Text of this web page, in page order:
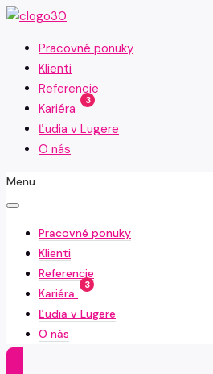
Pracovné ponuky
Klienti
Referencie
Kariéra
3
Ľudia v Lugere
O nás
Menu
Pracovné ponuky
Klienti
Referencie
Kariéra
3
Ľudia v Lugere
O nás